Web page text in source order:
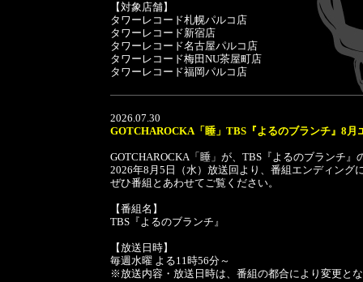
【対象店舗】
タワーレコード札幌パルコ店
タワーレコード新宿店
タワーレコード名古屋パルコ店
タワーレコード梅田NU茶屋町店
タワーレコード福岡パルコ店
2026.07.30
GOTCHAROCKA「睡」TBS『よるのブランチ』8月
GOTCHAROCKA「睡」が、TBS『よるのブランチ
2026年8月5日（水）放送回より、番組エンディング
ぜひ番組とあわせてご覧ください。
【番組名】
TBS『よるのブランチ』
【放送日時】
毎週水曜 よる11時56分～
※放送内容・放送日時は、番組の都合により変更と